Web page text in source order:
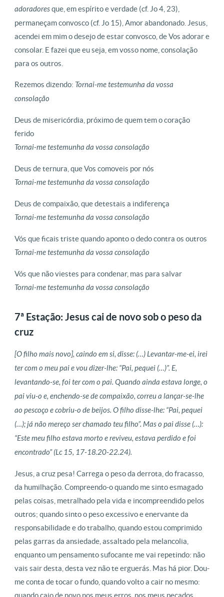
adoradoresque, em espírito e verdade (cf. Jo 4, 23),
permaneçam convosco (cf. Jo 15), Amor abandonado. Jesus,
acendei em mim o desejo de estar convosco, de Vos adorar e
consolar. E fazei que eu seja, em vosso nome, consolação
para os outros.
Rezemos dizendo: Tornai-me testemunha da vossa
consolação
Deus de misericórdia, próximo de quem tem o coração
ferido
Tornai-me testemunha da vossa consolação
Deus de ternura, que Vos comoveis por nós
Tornai-me testemunha da vossa consolação
Deus de compaixão, que detestais a indiferença
Tornai-me testemunha da vossa consolação
Vós que ficais triste quando aponto o dedo contra os outros
Tornai-me testemunha da vossa consolação
Vós que não viestes para condenar, mas para salvar
Tornai-me testemunha da vossa consolação
7ª Estação: Jesus cai de novo sob o peso da
cruz
[O filho mais novo], caindo em si, disse: (…) Levantar-me-ei, irei
ter com o meu pai e vou dizer-lhe: “Pai, pequei (…)”. E,
levantando-se, foi ter com o pai. Quando ainda estava longe, o
pai viu-o e, enchendo-se de compaixão, correu a lançar-se-lhe
ao pescoço e cobriu-o de beijos. O filho disse-lhe: “Pai, pequei
(…); já não mereço ser chamado teu filho”. Mas o pai disse (…):
“Este meu filho estava morto e reviveu, estava perdido e foi
encontrado” (Lc 15, 17-18.20-22.24).
Jesus, a cruz pesa! Carrega o peso da derrota, do fracasso,
da humilhação. Compreendo-o quando me sinto esmagado
pelas coisas, metralhado pela vida e incompreendido pelos
outros; quando sinto o peso excessivo e enervante da
responsabilidade e do trabalho, quando estou comprimido
pelas garras da ansiedade, assaltado pela melancolia,
enquanto um pensamento sufocante me vai repetindo: não
vais sair desta, desta vez não te erguerás. Mas há pior. Dou-
me conta de tocar o fundo, quando volto a cair no mesmo:
quando caio de novo nos meus erros, nos meus pecados,